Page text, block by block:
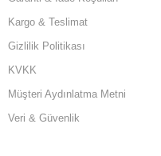
Kargo & Teslimat
Gizlilik Politikası
KVKK
Müşteri Aydınlatma Metni
Veri & Güvenlik